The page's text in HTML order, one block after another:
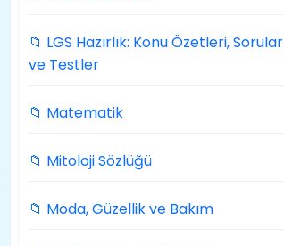
📁 LGS Hazırlık: Konu Özetleri, Sorular
ve Testler
📁 Matematik
📁 Mitoloji Sözlüğü
📁 Moda, Güzellik ve Bakım